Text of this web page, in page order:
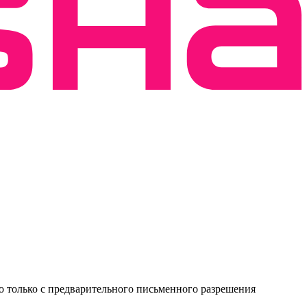
с предварительного письменного разрешения